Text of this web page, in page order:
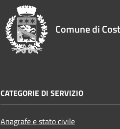
Comune di
CATEGORIE DI SERVIZIO
Anagrafe e stato civile